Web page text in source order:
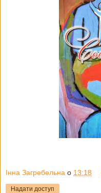
Інна Загребельна о 13:18
Надати доступ